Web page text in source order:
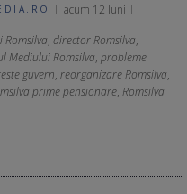
acum 12 luni
Romsilva, director Romsilva,
Mediului Romsilva, probleme
guvern, reorganizare Romsilva,
prime pensionare, Romsilva